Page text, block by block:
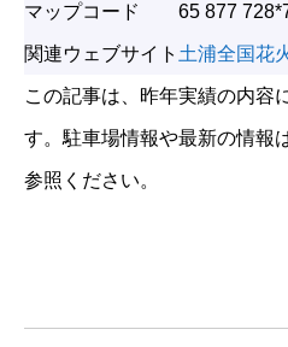
マップコード 65 877
関連ウェブサイト 土浦全国花
この記事は、昨年実績の内容
す。駐車場情報や最新の情報
参照ください。